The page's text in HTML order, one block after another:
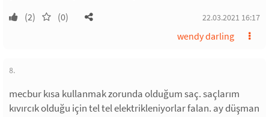
(2) (0) 22.03.2021 16:17
wendy darling
8.
mecbur kısa kullanmak zorunda olduğum saç. saçlarım
kıvırcık olduğu için tel tel elektrikleniyorlar falan. ay düşman